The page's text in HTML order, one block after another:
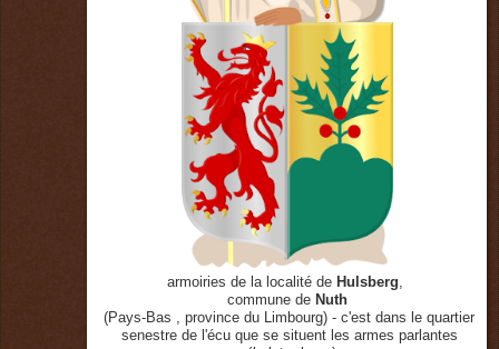
armoiries de la localité de Hulsberg
commune de Nuth
(Pays-Bas , province du Limbourg) - c'est dans le quartier
senestre de l'écu que se situent les armes parlantes